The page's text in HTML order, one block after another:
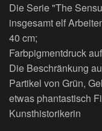
Die Serie "The
insgesamt elf
40 cm;
Farbpigmentdruck
Die Beschränkung
Partikel von Grün,
etwas phantastisch
Kunsthistorikerin